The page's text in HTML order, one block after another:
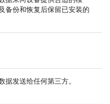
备份和恢复后保留已安装的
据发送给任何第三方。